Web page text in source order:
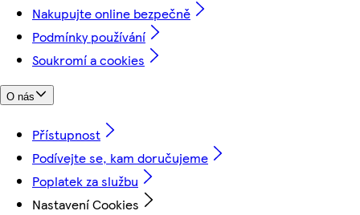
Nakupujte online bezpečně
Podmínky používání
Soukromí a cookies
O nás
Přístupnost
Podívejte se, kam doručujeme
Poplatek za službu
Nastavení Cookies